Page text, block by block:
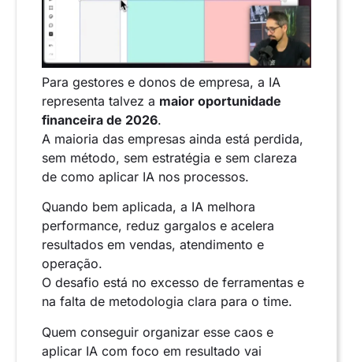
Para gestores e donos de empresa, a IA
representa talvez a maior oportunidade
financeira de 2026.
A maioria das empresas ainda está perdida,
sem método, sem estratégia e sem clareza
de como aplicar IA nos processos.
Quando bem aplicada, a IA melhora
performance, reduz gargalos e acelera
resultados em vendas, atendimento e
operação.
O desafio está no excesso de ferramentas e
na falta de metodologia clara para o time.
Quem conseguir organizar esse caos e
aplicar IA com foco em resultado vai